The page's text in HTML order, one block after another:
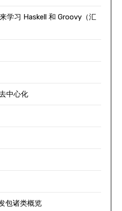
学习 Haskell 和 Groovy（汇
中心化
包诸类概览